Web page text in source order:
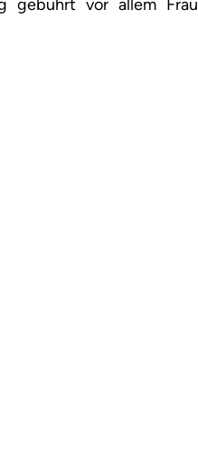
gebührt vor allem Frau